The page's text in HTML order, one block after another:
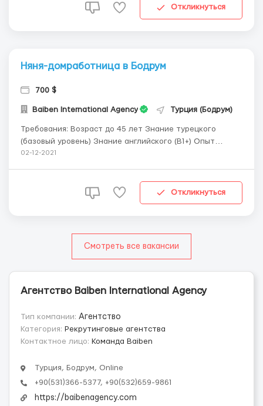
Жить/готовность переехать в Бодруме ВозможностьОткликнуться
Няня-домработница в Бодрум
700 $
Baiben International Agency Турция (Бодрум)
Требования: Возраст до 45 лет Знание турецкого
(базовый уровень) Знание английского (B1+) Опыт
работы воспитателем приветствуется Опыт работы
Где работать? Двухэтажный д...
02-12-2021
Откликнуться
Смотреть все вакансии
Агентство Baiben International Agency
Тип компании: Агентство
Категория: Рекрутинговые агентства
Контактное лицо: Команда Baiben
Турция, Бодрум, Online
+90(531)366-5377, +90(532)659-9861
https://baibenagency.com